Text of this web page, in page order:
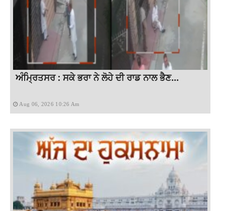
ਅੰਮ੍ਰਿਤਸਰ : ਸਕੇ ਭਰਾ ਨੇ ਲੋਹੇ ਦੀ ਰਾਡ ਨਾਲ ਭੈਣ...
Aug 06, 2026 10:26 Am